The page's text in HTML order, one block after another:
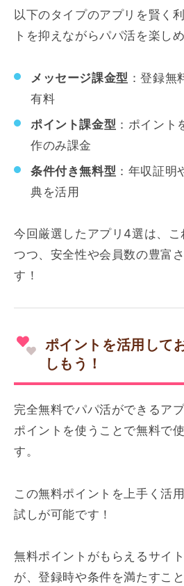
以下のタイプのアプリを賢く
トを抑えながらパパ活を楽しめ
メッセージ課金型 ：登録無
有料
ポイント課金型 ：ポイント
作のみ課金
条件付き無料型 ：年収証明
典を活用
今回厳選したアプリ4選は、こ
つつ、安全性や会員数の豊富
す！
ポイントを活用して
しもう！
完全無料でパパ活ができるア
ポイントを使うことで無料で
す。
この無料ポイントを上手く活
試しが可能です！
無料ポイントがもらえるサイ
が、登録時や条件を満たすこ